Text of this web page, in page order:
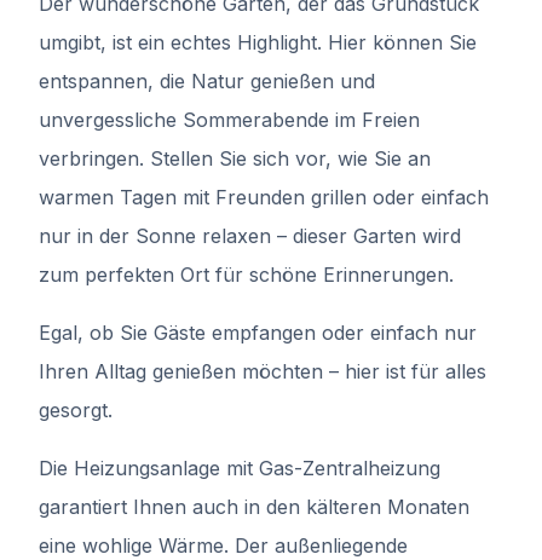
umgibt, ist ein echtes Highlight. Hier können Sie
entspannen, die Natur genießen und
unvergessliche Sommerabende im Freien
verbringen. Stellen Sie sich vor, wie Sie an
warmen Tagen mit Freunden grillen oder einfach
nur in der Sonne relaxen – dieser Garten wird
zum perfekten Ort für schöne Erinnerungen.
Egal, ob Sie Gäste empfangen oder einfach nur
Ihren Alltag genießen möchten – hier ist für alles
gesorgt.
Die Heizungsanlage mit Gas-Zentralheizung
garantiert Ihnen auch in den kälteren Monaten
eine wohlige Wärme. Der außenliegende